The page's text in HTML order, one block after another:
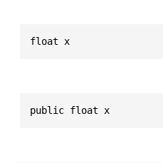
float x
public float x